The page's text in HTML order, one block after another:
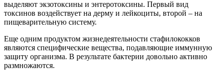
выделяют экзотоксины и энтеротоксины. Первый вид
токсинов воздействует на дерму и лейкоциты, второй – на
пищеварительную систему.
Еще одним продуктом жизнедеятельности стафилококков
являются специфические вещества, подавляющие иммунную
защиту организма. В результате бактерии довольно активно
размножаются.